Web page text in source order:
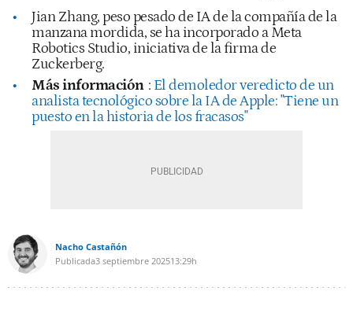
Jian Zhang, peso pesado de IA de la compañía de la
manzana mordida, se ha incorporado a Meta
Robotics Studio, iniciativa de la firma de
Zuckerberg.
Más información : El demoledor veredicto de un
analista tecnológico sobre la IA de Apple: "Tiene un
puesto en la historia de los fracasos"
Nacho Castañón
Publicada3 septiembre 202513:29h